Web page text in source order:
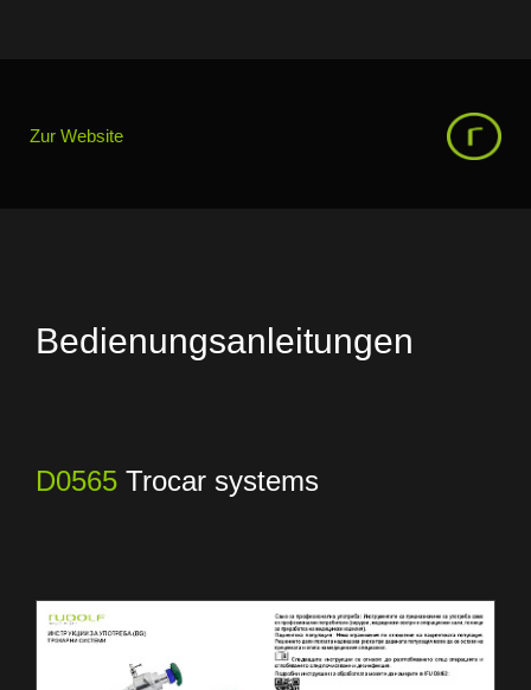
Zur Website
Bedienungsanleitungen
D0565 Trocar systems